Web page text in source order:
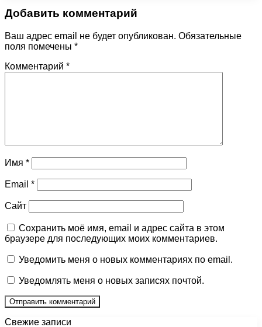
Добавить комментарий
Ваш адрес email не будет опубликован. Обязательные
поля помечены *
Комментарий *
Имя *
Email *
Сайт
Сохранить моё имя, email и адрес сайта в этом
браузере для последующих моих комментариев.
Уведомить меня о новых комментариях по email.
Уведомлять меня о новых записях почтой.
Свежие записи